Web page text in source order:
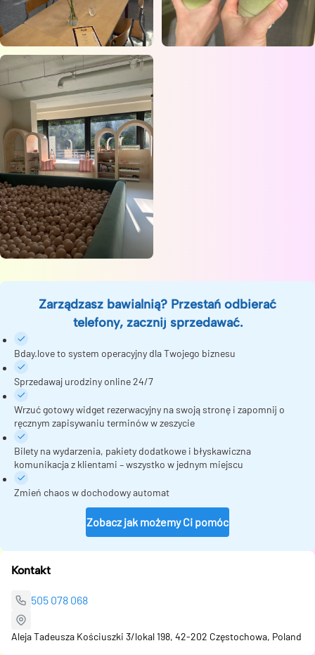
Zarządzasz bawialnią? Przestań odbierać
telefony, zacznij sprzedawać.
Bday.love to system operacyjny dla Twojego biznesu
Sprzedawaj urodziny online 24/7
Wrzuć gotowy widget rezerwacyjny na swoją stronę i zapomnij o
ręcznym zapisywaniu terminów w zeszycie
Bilety na wydarzenia, pakiety dodatkowe i błyskawiczna
komunikacja z klientami – wszystko w jednym miejscu
Zmień chaos w dochodowy automat
Zobacz jak możemy Ci pomóc
Kontakt
505 078 068
Aleja Tadeusza Kościuszki 3/lokal 198, 42-202 Częstochowa, Poland